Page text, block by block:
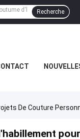
Recherche
De Couture